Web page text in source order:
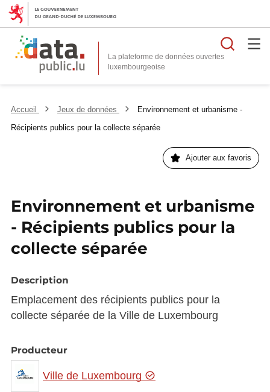
La plateforme de données ouvertes
Accueil Jeux de données
Environnement et urbanisme -
Récipients publics pour la collecte séparée
Ajouter aux favoris
Environnement et urbanisme
- Récipients publics pour la
collecte séparée
Description
Emplacement des récipients publics pour la
collecte séparée de la Ville de Luxembourg
Producteur
Ville de Luxembourg